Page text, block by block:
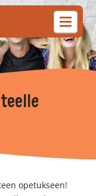
opetukseen!